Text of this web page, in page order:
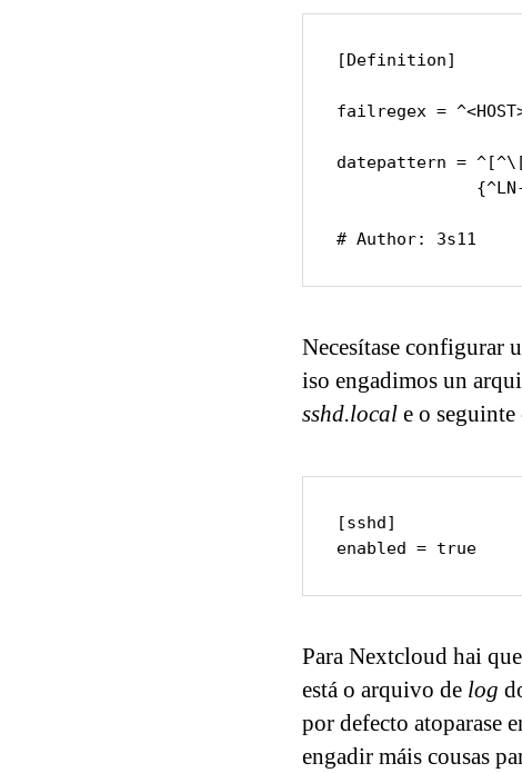
[Definition]
failregex =
datepattern =
# Author: 3s11
Necesítase configurar
iso engadimos un
sshd.locale o
[sshd]
enabled = true
Para Nextcloud hai
está o arquivo de log
por defecto atoparase
engadir máis cousas